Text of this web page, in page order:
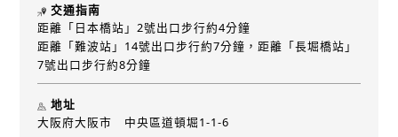
交通指南
距離「日本橋站」2號出口步行約4分鐘
距離「難波站」14號出口步行約7分鐘，距離「長堀橋站」
7號出口步行約8分鐘
地址
大阪府大阪市 中央區道頓堀1-1-6